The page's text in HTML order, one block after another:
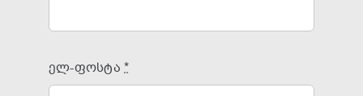
ელ-ფოსტა*